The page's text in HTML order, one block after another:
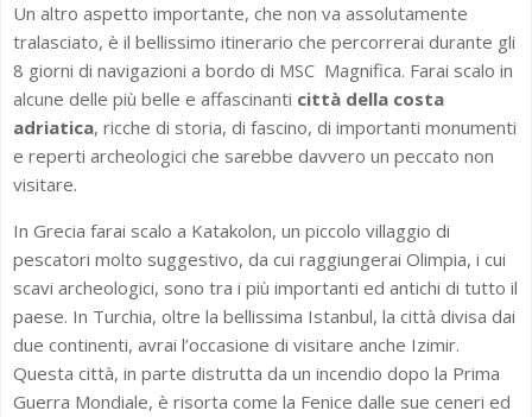
Un altro aspetto importante, che non va assolutamente
tralasciato, è il bellissimo itinerario che percorrerai durante gli
8 giorni di navigazioni a bordo di MSC Magnifica. Farai scalo in
alcune delle più belle e affascinanti città della costa
adriatica, ricche di storia, di fascino, di importanti monumenti
e reperti archeologici che sarebbe davvero un peccato non
visitare.
In Grecia farai scalo a Katakolon, un piccolo villaggio di
pescatori molto suggestivo, da cui raggiungerai Olimpia, i cui
scavi archeologici, sono tra i più importanti ed antichi di tutto il
paese. In Turchia, oltre la bellissima Istanbul, la città divisa dai
due continenti, avrai l’occasione di visitare anche Izimir.
Questa città, in parte distrutta da un incendio dopo la Prima
Guerra Mondiale, è risorta come la Fenice dalle sue ceneri ed